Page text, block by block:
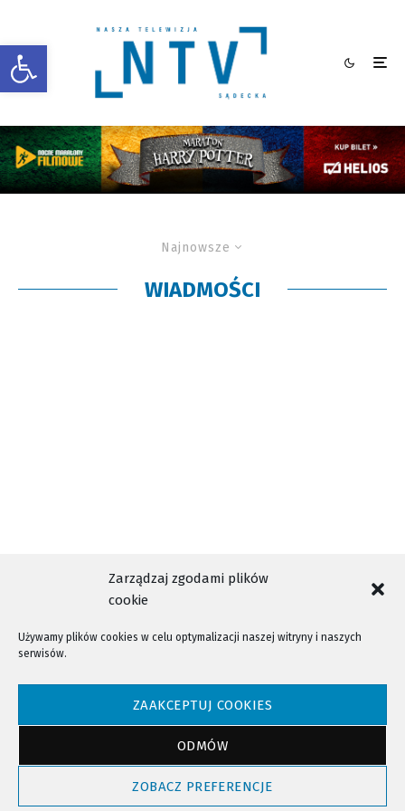
Otwórz pasek narzędzi
Zarządzaj zgodami plików
cookie
Używamy plików cookies w celu optymalizacji naszej witryny i naszych
serwisów.
ZAAKCEPTUJ COOKIES
ODMÓW
ZOBACZ PREFERENCJE
Najnowsze
WIADMOŚCI
Czym żył Nowy Sącz 14 lat temu…
NTV - Nasza Telewizja Sądecka © 2023 Wszystkie prawa zastrzeżone!
Powrót do góry